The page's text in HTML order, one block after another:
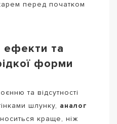
перед початком
ефекти та
форми
та відсутності
шлунку, аналог
краще, ніж